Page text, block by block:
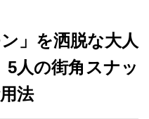
」を洒脱な大人
人の街角スナッ
法